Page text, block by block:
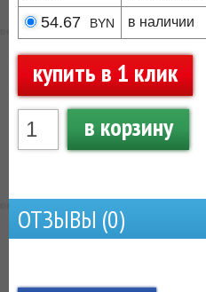
54.67 BYN в наличии
купить в 1 клик
в корзину
ОТЗЫВЫ (0)